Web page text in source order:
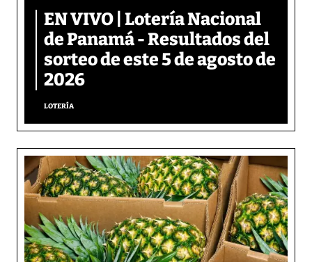
EN VIVO | Lotería Nacional
de Panamá - Resultados del
sorteo de este 5 de agosto de
2026
LOTERÍA